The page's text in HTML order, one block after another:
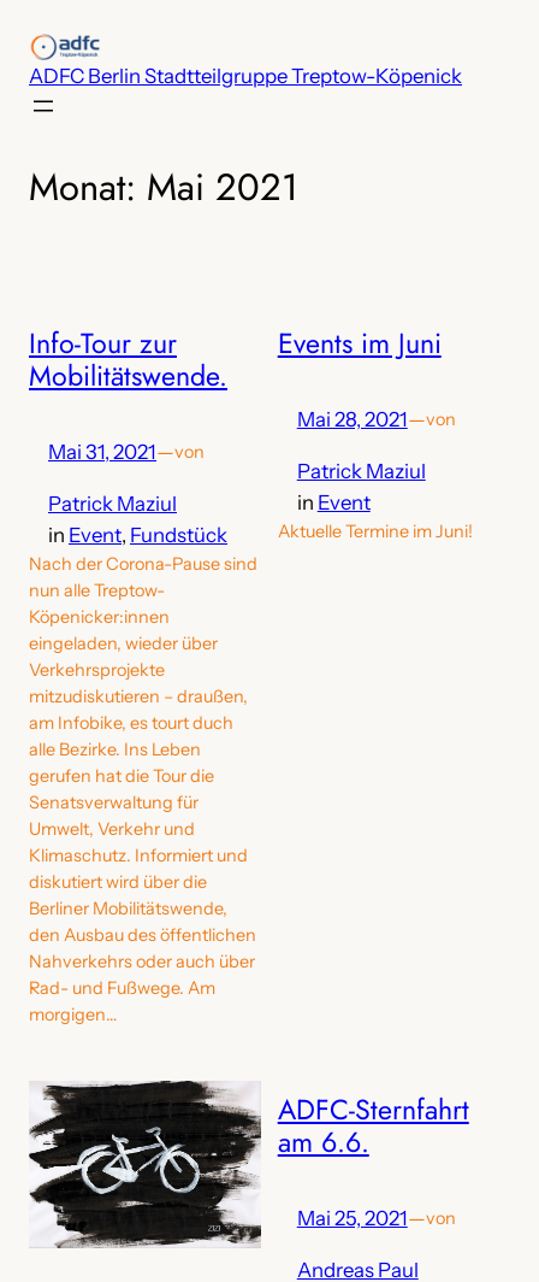
Inhalt
springen
ADFC Berlin Stadtteilgruppe Treptow-Köpenick
Monat: Mai 2021
Info-Tour zur
Mobilitätswende.
Mai 31, 2021—von
Patrick Maziul
in Event, Fundstück
Nach der Corona-Pause sind
nun alle Treptow-
Köpenicker:innen
eingeladen, wieder über
Verkehrsprojekte
mitzudiskutieren – draußen,
am Infobike, es tourt duch
alle Bezirke. Ins Leben
gerufen hat die Tour die
Senatsverwaltung für
Umwelt, Verkehr und
Klimaschutz. Informiert und
diskutiert wird über die
Berliner Mobilitätswende,
den Ausbau des öffentlichen
Nahverkehrs oder auch über
Rad- und Fußwege. Am
morgigen…
Events im Juni
Mai 28, 2021—von
Patrick Maziul
in Event
Aktuelle Termine im Juni!
ADFC-Sternfahrt
am 6.6.
Mai 25, 2021—von
Andreas Paul